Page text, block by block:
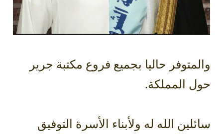
والمتوفر حاليا بجميع فروع مكتبة جرير
حول المملكة.
سائلين الله له ولأبناء الأسرة التوفيق